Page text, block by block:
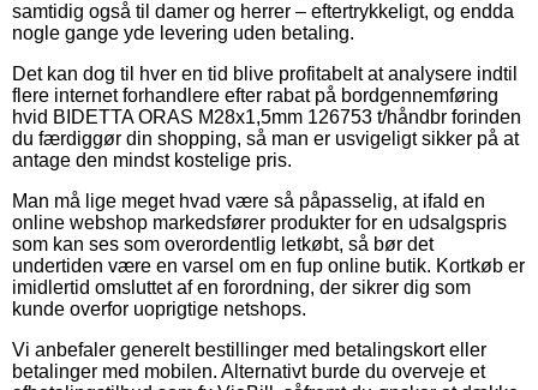
samtidig også til damer og herrer – eftertrykkeligt, og endda
nogle gange yde levering uden betaling.
Det kan dog til hver en tid blive profitabelt at analysere indtil
flere internet forhandlere efter rabat på bordgennemføring
hvid BIDETTA ORAS M28x1,5mm 126753 t/håndbr forinden
du færdiggør din shopping, så man er usvigeligt sikker på at
antage den mindst kostelige pris.
Man må lige meget hvad være så påpasselig, at ifald en
online webshop markedsfører produkter for en udsalgspris
som kan ses som overordentlig letkøbt, så bør det
undertiden være en varsel om en fup online butik. Kortkøb er
imidlertid omsluttet af en forordning, der sikrer dig som
kunde overfor uoprigtige netshops.
Vi anbefaler generelt bestillinger med betalingskort eller
betalinger med mobilen. Alternativt burde du overveje et